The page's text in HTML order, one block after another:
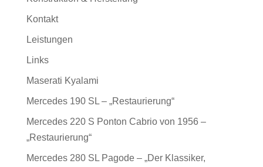
Kontakt
Leistungen
Links
Maserati Kyalami
Mercedes 190 SL – „Restaurierung“
Mercedes 220 S Ponton Cabrio von 1956 –
„Restaurierung“
Mercedes 280 SL Pagode – „Der Klassiker,